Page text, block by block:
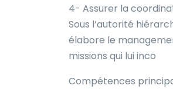
4- Assurer la
Sous l’autorité
élabore le
missions qui lui inco
Compétences